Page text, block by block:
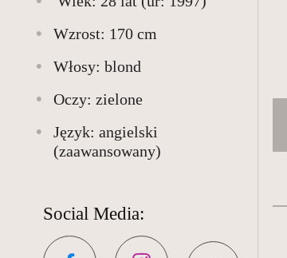
NAS
KONTAKT
Wzrost: 170 cm
Włosy: blond
Oczy: zielone
Język: angielski
(zaawansowany)
Social Media: